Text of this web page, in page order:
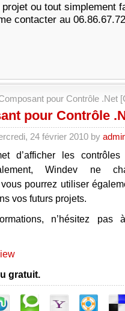
ou tout simplement
contacter au
pour Contrôle .Net
pour Contrôle
24 février 2010 by
d’afficher les
Windev ne
pourrez utiliser
vos futurs projets.
n’hésitez pas
gratuit.